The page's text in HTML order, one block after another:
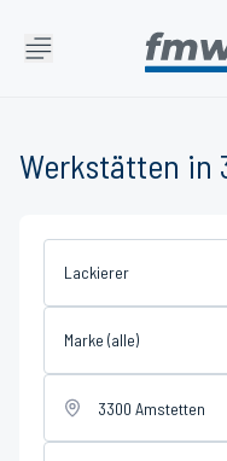
Werkstätten in
Lackierer
Marke (alle)